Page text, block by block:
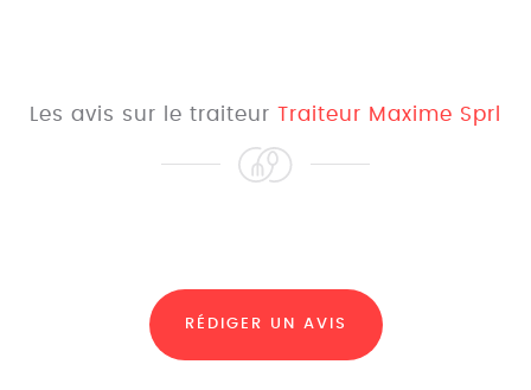
Les avis sur le traiteur Traiteur Maxime Sprl
RÉDIGER UN AVIS